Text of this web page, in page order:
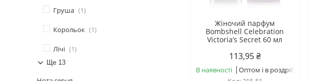
Жіночий парфум
Bombshell Celebration
Victoria’s Secret 60 мл
113,95 ₴
В наявності
Оптом і в роздріб
Груша 1
Корольок 1
Лічі 1
Ще 13